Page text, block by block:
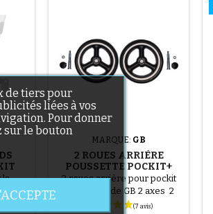
ALL
la
All
MARQUE: GB
2 ROUES ARRIÈRE
POUSSETTE POCKIT+
ALL CITY
2 roues arrière pour pockit
plus all city de GB 2 axes 2
écrous 2 enjoliveurs
de tiers pour
liées à vos
Pour donner
sur le bouton